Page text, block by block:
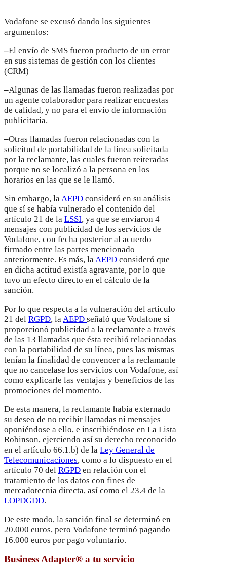
Vodafone se excusó dando los siguientes
argumentos:
–El envío de SMS fueron producto de un error
en sus sistemas de gestión con los clientes
(CRM)
–Algunas de las llamadas fueron realizadas por
un agente colaborador para realizar encuestas
de calidad, y no para el envío de información
publicitaria.
–Otras llamadas fueron relacionadas con la
solicitud de portabilidad de la línea solicitada
por la reclamante, las cuales fueron reiteradas
porque no se localizó a la persona en los
horarios en las que se le llamó.
Sin embargo, la AEPD consideró en su análisis
que sí se había vulnerado el contenido del
artículo 21 de la LSSI, ya que se enviaron 4
mensajes con publicidad de los servicios de
Vodafone, con fecha posterior al acuerdo
firmado entre las partes mencionado
anteriormente. Es más, la AEPD consideró que
en dicha actitud existía agravante, por lo que
tuvo un efecto directo en el cálculo de la
sanción.
Por lo que respecta a la vulneración del artículo
21 del RGPD, la AEPD señaló que Vodafone sí
proporcionó publicidad a la reclamante a través
de las 13 llamadas que ésta recibió relacionadas
con la portabilidad de su línea, pues las mismas
tenían la finalidad de convencer a la reclamante
que no cancelase los servicios con Vodafone, así
como explicarle las ventajas y beneficios de las
promociones del momento.
De esta manera, la reclamante había externado
su deseo de no recibir llamadas ni mensajes
oponiéndose a ello, e inscribiéndose en La Lista
Robinson, ejerciendo así su derecho reconocido
en el artículo 66.1.b) de la Ley General de
Telecomunicaciones, como a lo dispuesto en el
artículo 70 del RGPD en relación con el
tratamiento de los datos con fines de
mercadotecnia directa, así como el 23.4 de la
LOPDGDD.
De este modo, la sanción final se determinó en
20.000 euros, pero Vodafone terminó pagando
16.000 euros por pago voluntario.
Business Adapter® a tu servicio